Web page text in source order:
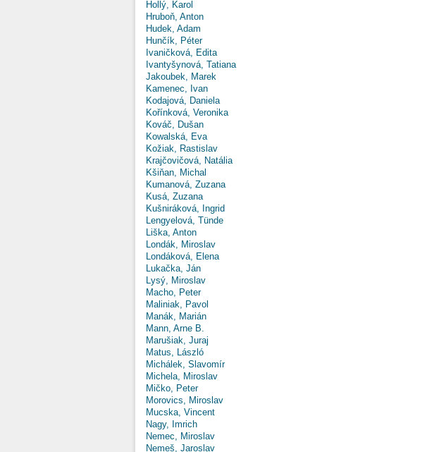
Hollý, Karol
Hruboň, Anton
Hudek, Adam
Hunčík, Péter
Ivaničková, Edita
Ivantyšynová, Tatiana
Jakoubek, Marek
Kamenec, Ivan
Kodajová, Daniela
Kořínková, Veronika
Kováč, Dušan
Kowalská, Eva
Kožiak, Rastislav
Krajčovičová, Natália
Kšiňan, Michal
Kumanová, Zuzana
Kusá, Zuzana
Kušniráková, Ingrid
Lengyelová, Tünde
Liška, Anton
Londák, Miroslav
Londáková, Elena
Lukačka, Ján
Lysý, Miroslav
Macho, Peter
Maliniak, Pavol
Manák, Marián
Mann, Arne B.
Marušiak, Juraj
Matus, László
Michálek, Slavomír
Michela, Miroslav
Mičko, Peter
Morovics, Miroslav
Mucska, Vincent
Nagy, Imrich
Nemec, Miroslav
Nemeš, Jaroslav